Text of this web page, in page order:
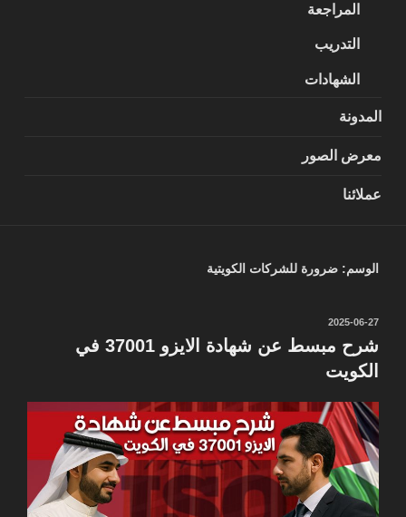
المراجعة
التدريب
الشهادات
المدونة
معرض الصور
عملائنا
الوسم: ضرورة للشركات الكويتية
نُشر
في
2025-06-27
شرح مبسط عن شهادة الايزو 37001 في
الكويت